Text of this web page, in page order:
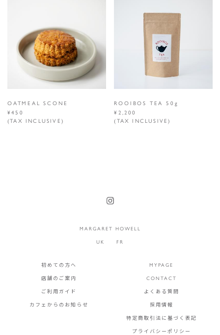
OATMEAL SCONE
¥450
(TAX INCLUSIVE)
ROOIBOS TEA 50g
¥2,200
(TAX INCLUSIVE)
MARGARET HOWELL
UK
FR
初めての方へ
店舗のご案内
ご利用ガイド
カフェからのお知らせ
MYPAGE
CONTACT
よくある質問
採用情報
特定商取引法に基づく表記
プライバシーポリシー